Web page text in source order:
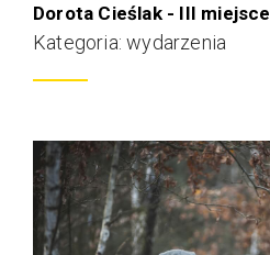
Dorota Cieślak - III miejsce
Kategoria: wydarzenia